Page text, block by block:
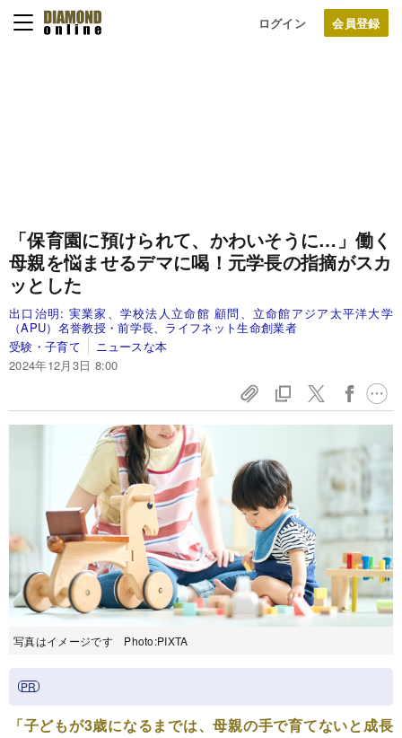
ログイン
「保育園に預けられて、かわいそうに…」働く
母親を悩ませるデマに喝！元学長の指摘がスカ
ッとした
出口治明: 実業家、学校法人立命館 顧問、立命館アジア太平洋大学
（APU）名誉教授・前学長、ライフネット生命創業者
受験・子育て
ニュースな本
2024年12月3日 8:00
写真はイメージです Photo:PIXTA
「子どもが3歳になるまでは、母親の手で育てないと成長